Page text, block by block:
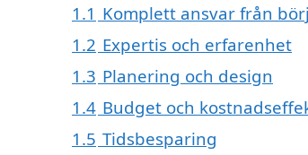
1.1 Komplett ansvar från
1.2 Expertis och erfarenhet
1.3 Planering och design
1.4 Budget och
1.5 Tidsbesparing